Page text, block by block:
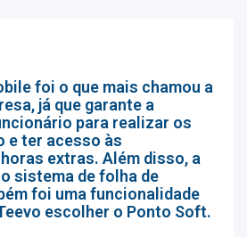
foi o que mais chamou a
já que garante a
para realizar os
e ter acesso às
extras. Além disso, a
sistema de folha de
foi uma funcionalidade
escolher o Ponto Soft.